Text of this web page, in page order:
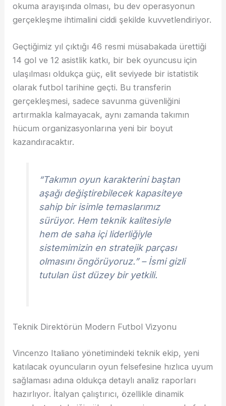
okuma arayışında olması, bu dev operasyonun
gerçekleşme ihtimalini ciddi şekilde kuvvetlendiriyor.
Geçtiğimiz yıl çıktığı 46 resmi müsabakada ürettiği
14 gol ve 12 asistlik katkı, bir bek oyuncusu için
ulaşılması oldukça güç, elit seviyede bir istatistik
olarak futbol tarihine geçti. Bu transferin
gerçekleşmesi, sadece savunma güvenliğini
artırmakla kalmayacak, aynı zamanda takımın
hücum organizasyonlarına yeni bir boyut
kazandıracaktır.
“Takımın oyun karakterini baştan
aşağı değiştirebilecek kapasiteye
sahip bir isimle temaslarımız
sürüyor. Hem teknik kalitesiyle
hem de saha içi liderliğiyle
sistemimizin en stratejik parçası
olmasını öngörüyoruz.” – İsmi gizli
tutulan üst düzey bir yetkili.
Teknik Direktörün Modern Futbol Vizyonu
Vincenzo Italiano yönetimindeki teknik ekip, yeni
katılacak oyuncuların oyun felsefesine hızlıca uyum
sağlaması adına oldukça detaylı analiz raporları
hazırlıyor. İtalyan çalıştırıcı, özellikle dinamik